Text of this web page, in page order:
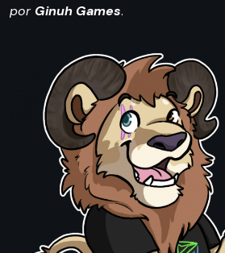
por Ginuh Games.